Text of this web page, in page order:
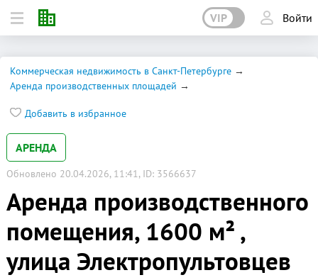
VIP Войти
Коммерческая недвижимость в Санкт-Петербурге
Аренда производственных площадей
Добавить в избранное
АРЕНДА
Обновлено 20.04.2026, 11:41, ID: 3566637
Аренда производственного
помещения, 1600 м² ,
улица Электропультовцев